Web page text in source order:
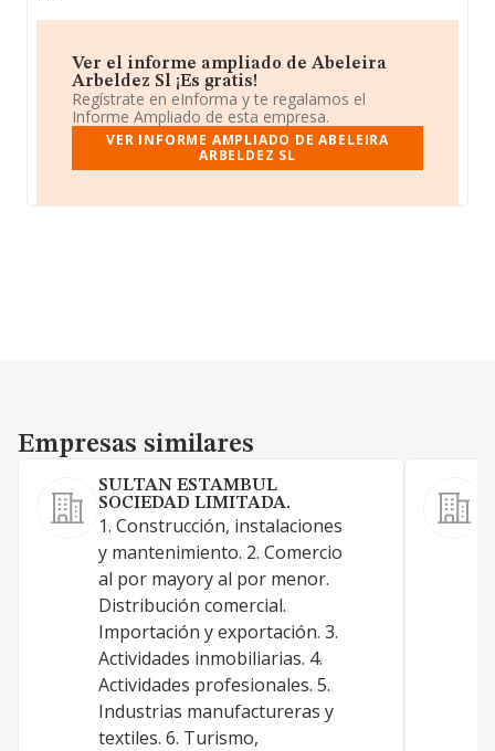
Ver el informe ampliado de Abeleira
Arbeldez Sl ¡Es gratis!
Regístrate en eInforma y te regalamos el
Informe Ampliado de esta empresa.
VER INFORME AMPLIADO DE ABELEIRA
ARBELDEZ SL
Empresas similares
Empresas similares
SULTAN ESTAMBUL
SOCIEDAD LIMITADA.
1. Construcción, instalaciones
y mantenimiento. 2. Comercio
al por mayory al por menor.
Distribución comercial.
Importación y exportación. 3.
Actividades inmobiliarias. 4.
Actividades profesionales. 5.
Industrias manufactureras y
textiles. 6. Turismo,